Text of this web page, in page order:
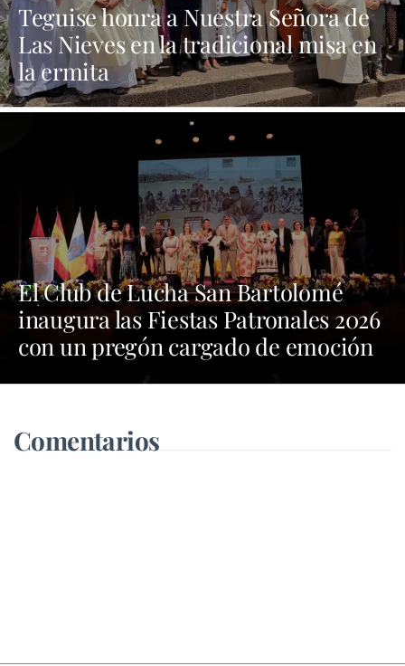
Teguise honra a Nuestra Señora de
Las Nieves en la tradicional misa en
la ermita
El Club de Lucha San Bartolomé
inaugura las Fiestas Patronales 2026
con un pregón cargado de emoción
Comentarios